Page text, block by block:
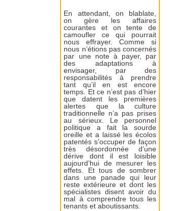
En attendant, on blablate,
on gère les affaires
courantes et on tente de
camoufler ce qui pourrait
nous effrayer. Comme si
nous n’étions pas concernés
par une note à payer, par
des adaptations à
envisager, par des
responsabilités à prendre
tant qu’il en est encore
temps. Et ce n’est pas d’hier
que datent les premières
alertes que la culture
traditionnelle n’a pas prises
au sérieux. Le personnel
politique a fait la sourde
oreille et a laissé les écolos
patentés s’occuper de façon
très désordonnée d’une
dérive dont il est loisible
aujourd’hui de mesurer les
effets. Et tous de sombrer
dans une panade qui leur
reste extérieure et dont les
spécialistes disent avoir du
mal à comprendre tous les
tenants et aboutissants.